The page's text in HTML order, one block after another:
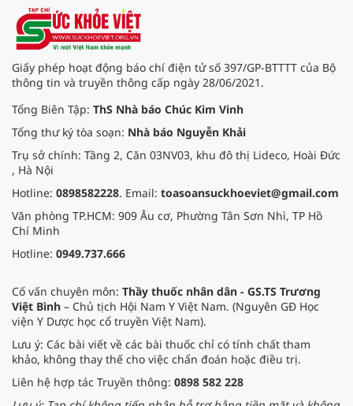
Giấy phép hoạt động báo chí điện tử số 397/GP-BTTTT của Bộ
thông tin và truyền thông cấp ngày 28/06/2021.
Tổng Biên Tập: ThS Nhà báo Chúc Kim Vinh
Tổng thư ký tòa soạn: Nhà báo Nguyễn Khải
Trụ sở chính: Tầng 2, Căn 03NV03, khu đô thị Lideco, Hoài Đức
, Hà Nội
Hotline: 0898582228. Email: toasoansuckhoeviet@gmail.com
Văn phòng TP.HCM: 909 Âu cơ, Phường Tân Sơn Nhì, TP Hồ
Chí Minh
Hotline: 0949.737.666
Cố vấn chuyên môn: Thầy thuốc nhân dân - GS.TS Trương
Việt Bình – Chủ tịch Hội Nam Y Việt Nam. (Nguyên GĐ Học
viện Y Dược học cổ truyền Việt Nam).
Lưu ý: Các bài viết về các bài thuốc chỉ có tính chất tham
khảo, không thay thế cho việc chẩn đoán hoặc điều trị.
Liên hệ hợp tác Truyền thông: 0898 582 228